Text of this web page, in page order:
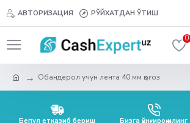
АВТОРИЗАЦИЯ РЎЙХАТДАН ЎТИШ
0
Обандерол учун лента 40 мм қоғоз
Бепул етказиб бериш Бизга қўнғироқ қилинг